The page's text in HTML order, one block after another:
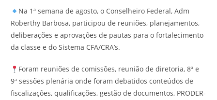
post:Na 1ª semana de agosto, o Conselheiro Federal, Adm
Roberthy Barbosa, participou de reuniões, planejamentos,
deliberações e aprovações de pautas para o fortalecimento
da classe e do Sistema CFA/CRA’s.
Foram reuniões de comissões, reunião de diretoria, 8ª e
9ª sessões plenária onde foram debatidos conteúdos de
fiscalizações, qualificações, gestão de documentos, PRODER-